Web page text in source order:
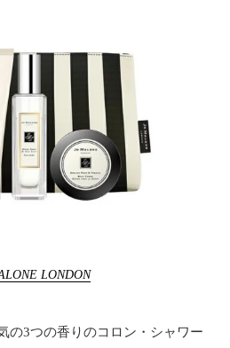
LONDON
の3つの香りのコロン・シャワー